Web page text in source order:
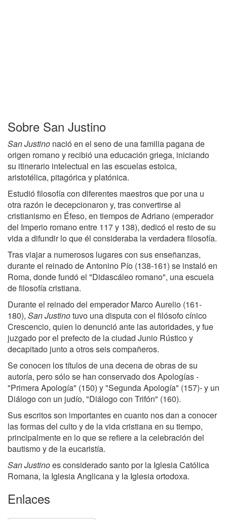
Sobre San Justino
San Justino nació en el seno de una familia pagana de
origen romano y recibió una educación griega, iniciando
su itinerario intelectual en las escuelas estoica,
aristotélica, pitagórica y platónica.
Estudió filosofía con diferentes maestros que por una u
otra razón le decepcionaron y, tras convertirse al
cristianismo en Éfeso, en tiempos de Adriano (emperador
del Imperio romano entre 117 y 138), dedicó el resto de su
vida a difundir lo que él consideraba la verdadera filosofía.
Tras viajar a numerosos lugares con sus enseñanzas,
durante el reinado de Antonino Pío (138-161) se instaló en
Roma, donde fundó el "Didascáleo romano", una escuela
de filosofía cristiana.
Durante el reinado del emperador Marco Aurelio (161-
180), San Justinotuvo una disputa con el filósofo cínico
Crescencio, quien lo denunció ante las autoridades, y fue
juzgado por el prefecto de la ciudad Junio Rústico y
decapitado junto a otros seis compañeros.
Se conocen los títulos de una decena de obras de su
autoría, pero sólo se han conservado dos Apologías -
"Primera Apología" (150) y "Segunda Apología" (157)- y un
Diálogo con un judío, "Diálogo con Trifón" (160).
Sus escritos son importantes en cuanto nos dan a conocer
las formas del culto y de la vida cristiana en su tiempo,
principalmente en lo que se refiere a la celebración del
bautismo y de la eucaristía.
San Justinoes considerado santo por la Iglesia Católica
Romana, la Iglesia Anglicana y la Iglesia ortodoxa.
Enlaces